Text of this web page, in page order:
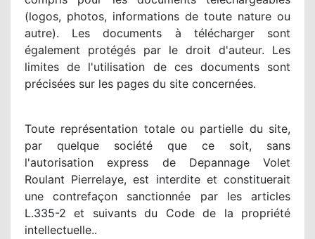
(logos, photos, informations de toute nature ou
autre). Les documents à télécharger sont
également protégés par le droit d'auteur. Les
limites de l'utilisation de ces documents sont
précisées sur les pages du site concernées.
Toute représentation totale ou partielle du site,
par quelque société que ce soit, sans
l'autorisation express de Depannage Volet
Roulant Pierrelaye, est interdite et constituerait
une contrefaçon sanctionnée par les articles
L.335-2 et suivants du Code de la propriété
intellectuelle..